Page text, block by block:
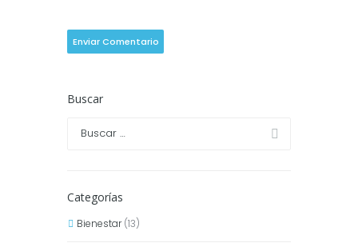
Buscar
Categorías
Bienestar(13)